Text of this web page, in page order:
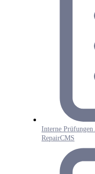
Interne
RepairCMS